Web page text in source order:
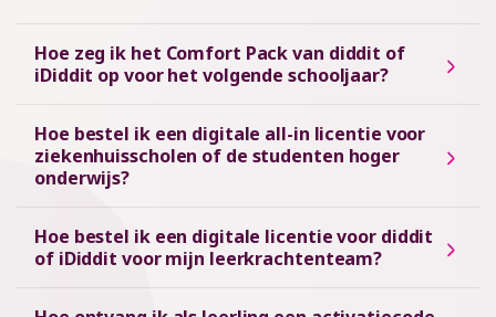
Hoe zeg ik het Comfort Pack van diddit of
iDiddit op voor het volgende schooljaar?
Hoe bestel ik een digitale all-in licentie voor
ziekenhuisscholen of de studenten hoger
onderwijs?
Hoe bestel ik een digitale licentie voor diddit
of iDiddit voor mijn leerkrachtenteam?